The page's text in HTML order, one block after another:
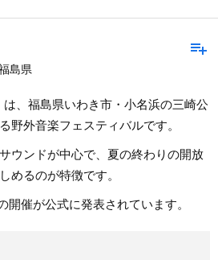
playlist_add
島県
、福島県いわき市・小名浜の三崎公
野外音楽フェスティバルです。
ウンドが中心で、夏の終わりの開放
めるのが特徴です。
開催が公式に発表されています。